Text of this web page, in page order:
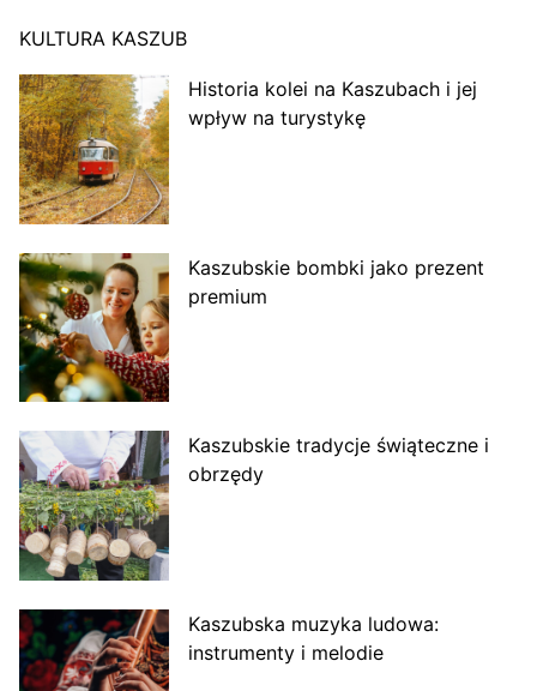
KULTURA KASZUB
Historia kolei na Kaszubach i jej
wpływ na turystykę
Kaszubskie bombki jako prezent
premium
Kaszubskie tradycje świąteczne i
obrzędy
Kaszubska muzyka ludowa:
instrumenty i melodie